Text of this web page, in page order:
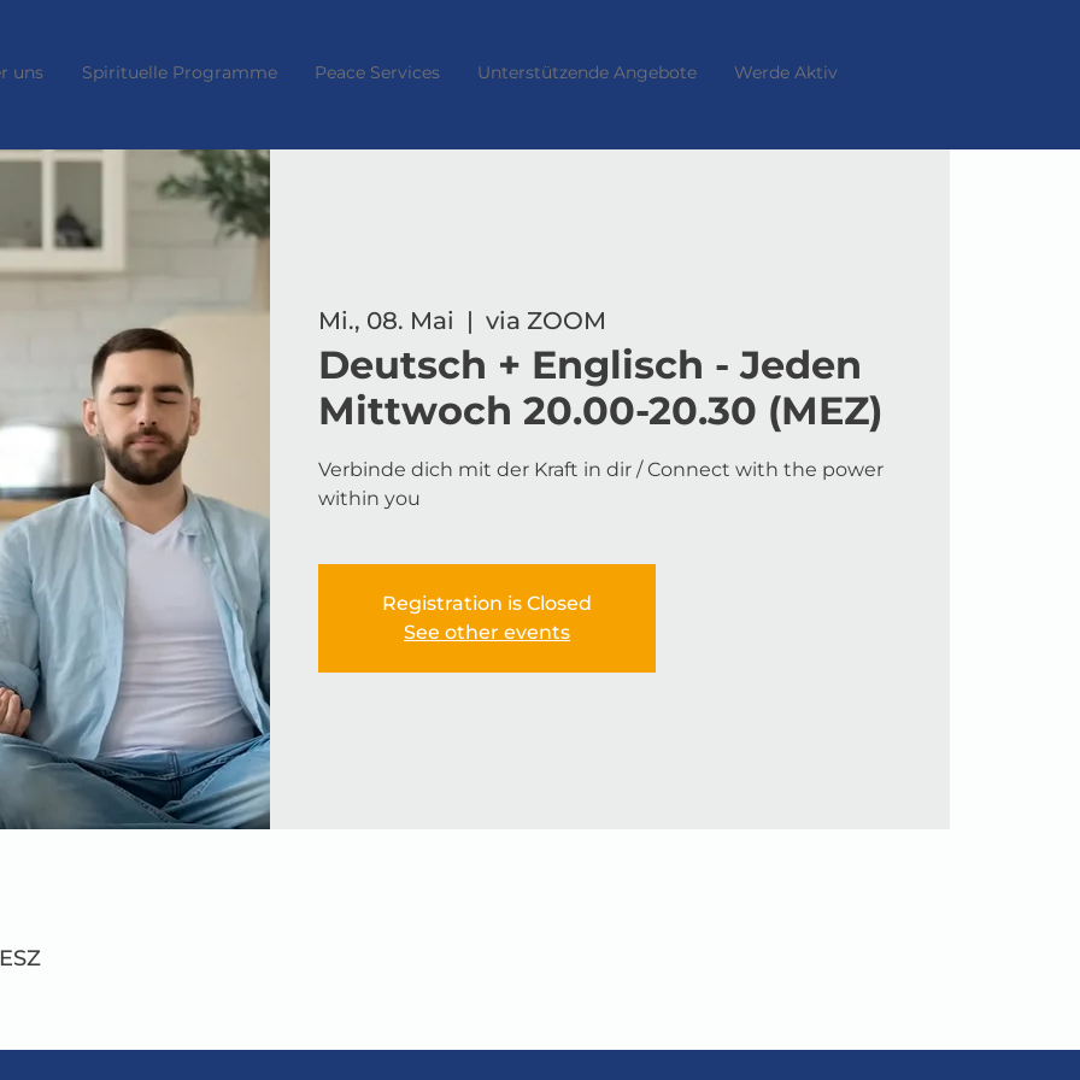
uns Spirituelle Programme Peace Services Unterstützende Angebote Werde Aktiv
Mi., 08. Mai
  |
via ZOOM
Deutsch + Englisch - Jeden
Mittwoch 20.00-20.30 (MEZ)
Verbinde dich mit der Kraft in dir / Connect with the power
Registration is Closed
See other events